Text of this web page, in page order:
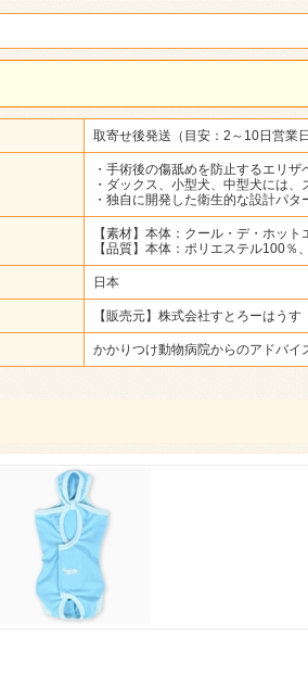
取寄せ後発送（目安：2～10日営業
・手術後の傷舐めを防止するエリ
・ダックス、小型犬、中型犬には
・独自に開発した衛生的な設計パタ
【素材】本体：クール・デ・ホッ
【品質】本体：ポリエステル100
日本
【販売元】株式会社すとろーはうす
かかりつけ動物病院からのアドバイ